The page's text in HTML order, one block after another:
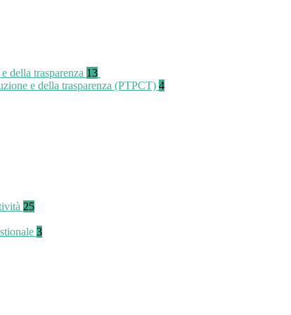
della trasparenza 13
e della trasparenza (PTPCT) 4
25
3